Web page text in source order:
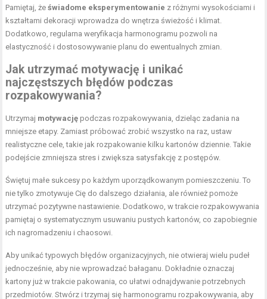
Pamiętaj, żeświadome eksperymentowanie z różnymi wysokościami i
kształtami dekoracji wprowadza do wnętrza świeżość i klimat.
Dodatkowo, regularna weryfikacja harmonogramu pozwoli na
elastyczność i dostosowywanie planu do ewentualnych zmian.
Jak utrzymać motywację i unikać
najczęstszych błędów podczas
rozpakowywania?
Utrzymaj motywację podczas rozpakowywania, dzieląc zadania na
mniejsze etapy. Zamiast próbować zrobić wszystko na raz, ustaw
realistyczne cele, takie jak rozpakowanie kilku kartonów dziennie. Takie
podejście zmniejsza stres i zwiększa satysfakcję z postępów.
Świętuj małe sukcesy po każdym uporządkowanym pomieszczeniu. To
nie tylko zmotywuje Cię do dalszego działania, ale również pomoże
utrzymać pozytywne nastawienie. Dodatkowo, w trakcie rozpakowywania
pamiętaj o systematycznym usuwaniu pustych kartonów, co zapobiegnie
ich nagromadzeniu i chaosowi.
Aby unikać typowych błędów organizacyjnych, nie otwieraj wielu pudeł
jednocześnie, aby nie wprowadzać bałaganu. Dokładnie oznaczaj
kartony już w trakcie pakowania, co ułatwi odnajdywanie potrzebnych
przedmiotów. Stwórz i trzymaj się harmonogramu rozpakowywania, aby